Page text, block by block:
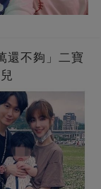
還不夠」二寶